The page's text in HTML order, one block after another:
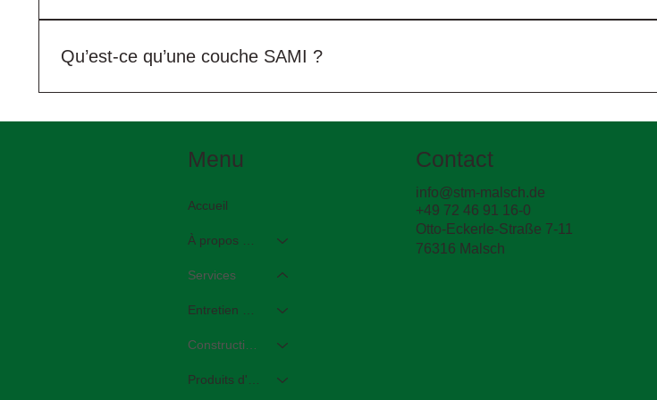
particulièrement aux surfaces présentant des problèmes de fissuration connus.
Qu’est-ce qu’une couche SAMI ?
remontée des fissures provenant de la couche sous-jacente.
Menu
Accueil
Services
Contact
info@stm-malsch.de
+49 72 46 91 16-0
Otto-Eckerle-Straße 7-11
76316 Malsch